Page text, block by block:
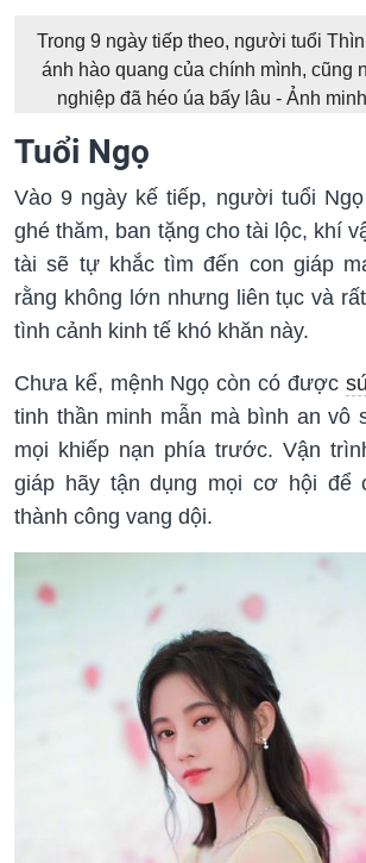
Trong 9 ngày tiếp theo, người tuổi
ánh hào quang của chính mình, cũng
nghiệp đã héo úa bấy lâu - Ảnh
Tuổi Ngọ
Vào 9 ngày kế tiếp, người tuổi
ghé thăm, ban tặng cho tài lộc, khí
tài sẽ tự khắc tìm đến con giáp
rằng không lớn nhưng liên tục và
tình cảnh kinh tế khó khăn này.
Chưa kể, mệnh Ngọ còn có được
tinh thần minh mẫn mà bình an vô
mọi khiếp nạn phía trước. Vận
giáp hãy tận dụng mọi cơ hội để
thành công vang dội.